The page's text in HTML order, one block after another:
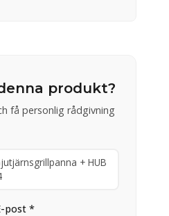
produkt?
få personlig rådgivning
+ HUB
post *